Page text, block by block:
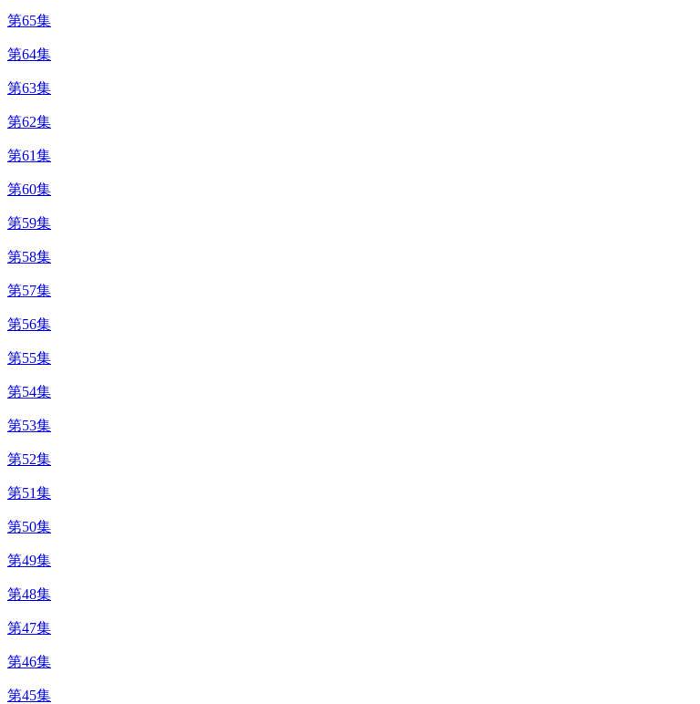
第65集
第64集
第63集
第62集
第61集
第60集
第59集
第58集
第57集
第56集
第55集
第54集
第53集
第52集
第51集
第50集
第49集
第48集
第47集
第46集
第45集